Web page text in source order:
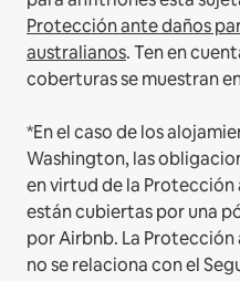
Protección ante daños
australianos. Ten en
coberturas se muestran
*En el caso de los
Washington, las
en virtud de la
están cubiertas por una
por Airbnb. La
no se relaciona con el